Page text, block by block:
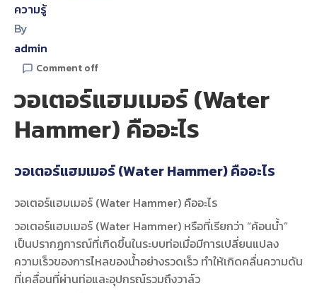
ความรู้
By
admin
Comment off
วอเตอร์แฮมเมอร์ (Water
Hammer) คืออะไร
วอเตอร์แฮมเมอร์ (Water Hammer) คืออะไร
วอเตอร์แฮมเมอร์ (Water Hammer) คืออะไร
วอเตอร์แฮมเมอร์ (Water Hammer) หรือที่เรียกว่า “ค้อนน้ำ”
เป็นปรากฏการณ์ที่เกิดขึ้นในระบบท่อเมื่อมีการเปลี่ยนแปลง
ความเร็วของการไหลของน้ำอย่างรวดเร็ว ทำให้เกิดคลื่นความดัน
ที่เคลื่อนที่ผ่านท่อและอุปกรณ์รวมถึงวาล์ว